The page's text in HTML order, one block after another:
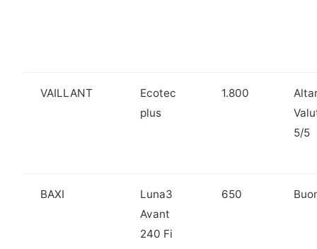
VAILLANT
Ecotec
plus
1.800
5/5
BAXI
Luna3
Avant
240 Fi
650